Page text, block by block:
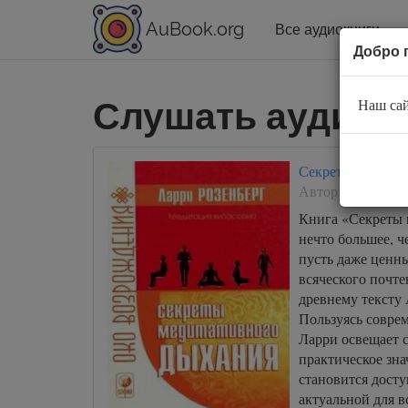
AuBook.org Все аудиокниги
Слушать
Секреты
Автор:
Книга
нечто большее,
пусть даже
всяческого
древнему
Пользуясь
Ларри освещает
практическое
становится
актуальной для
Добро
Наш